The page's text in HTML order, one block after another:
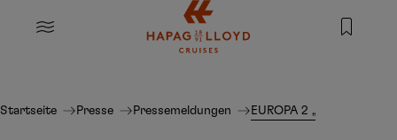
Springe zum Hauptinhalt
MENU
Startseite Presse Pressemeldungen EUROPA 2